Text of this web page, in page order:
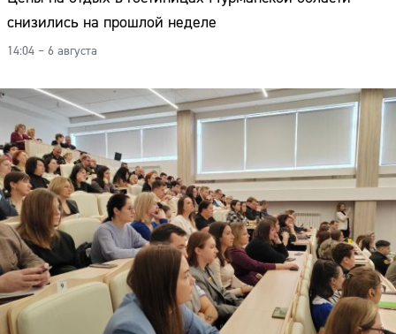
снизились на прошлой неделе
14:04 – 6 августа